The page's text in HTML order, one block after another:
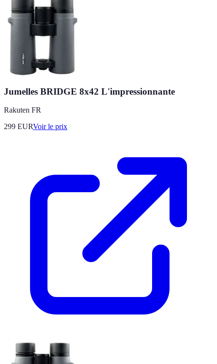
Jumelles BRIDGE 8x42 L'impressionnante
Rakuten FR
299 EURVoir le prix